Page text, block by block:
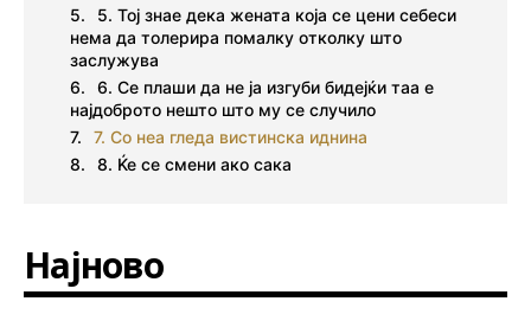
5. Тој знае дека жената која се цени себеси
нема да толерира помалку отколку што
заслужува
6. Се плаши да не ја изгуби бидејќи таа е
најдоброто нешто што му се случило
7. Со неа гледа вистинска иднина
8. Ќе се смени ако сака
Најново